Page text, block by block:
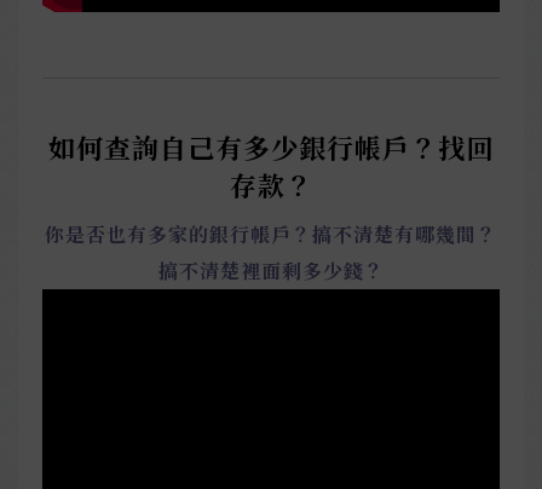
如何查詢自己有多少銀行帳戶？找回
存款？
你是否也有多家的銀行帳戶？搞不清楚有哪幾間？
搞不清楚裡面剩多少錢？